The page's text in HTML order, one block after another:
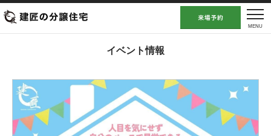
イベント情報